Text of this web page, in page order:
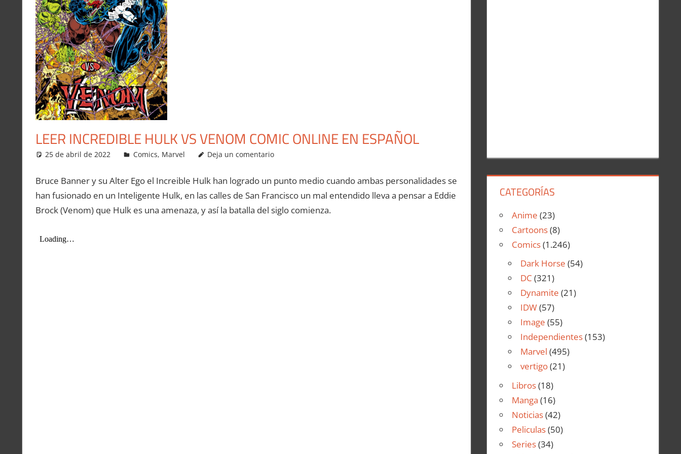
LEER INCREDIBLE HULK VS VENOM COMIC ONLINE EN ESPAÑOL
25 de abril de 2022 Carlitox Banana
Comics, Marvel Deja un comentario
Bruce Banner y su Alter Ego el Increible Hulk han logrado un punto medio cuando ambas personalidades se
han fusionado en un Inteligente Hulk, en las calles de San Francisco un mal entendido lleva a pensar a Eddie
Brock (Venom) que Hulk es una amenaza, y así la batalla del siglo comienza.
CATEGORÍAS
Anime (23)
Cartoons(8)
Comics(1.246)
Dark Horse (54)
DC (321)
Dynamite (21)
IDW(57)
Image (55)
Independientes(153)
Marvel (495)
vertigo(21)
Libros(18)
Manga (16)
Noticias(42)
Peliculas(50)
Series(34)